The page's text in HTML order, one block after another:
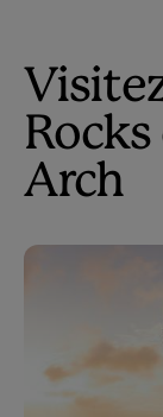
Arch